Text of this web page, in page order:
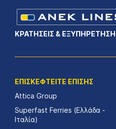
ΚΡΑΤΗΣΕΙΣ &
ΕΠΙΣΚΕΦΤΕΙΤΕ ΕΠΙΣΗΣ
Attica Group
Superfast Ferries (Ελλάδα -
Ιταλία)